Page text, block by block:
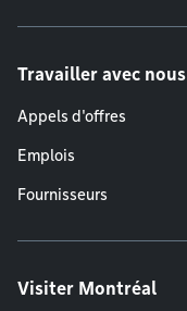
Travailler avec nous
Appels d'offres
Emplois
Fournisseurs
Visiter Montréal